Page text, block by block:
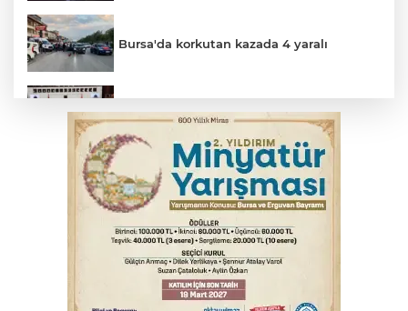
Bursa'da korkutan kazada 4 yaralı
kabul edildi
Kar maskeleriyle araç soyan 5 şüpheli
tutuklandı
Bursa’da samanlık alevlere teslim oldu